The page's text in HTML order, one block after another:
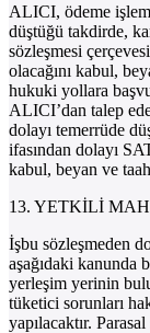
ALICI, ödeme
düştüğü takdirde,
sözleşmesi
olacağını kabul,
hukuki yollara
ALICI’dan talep
dolayı temerrüde
ifasından dolayı
kabul, beyan ve
13. YETKİLİ
İşbu sözleşmeden
aşağıdaki kanunda
yerleşim yerinin
tüketici sorunları
yapılacaktır.